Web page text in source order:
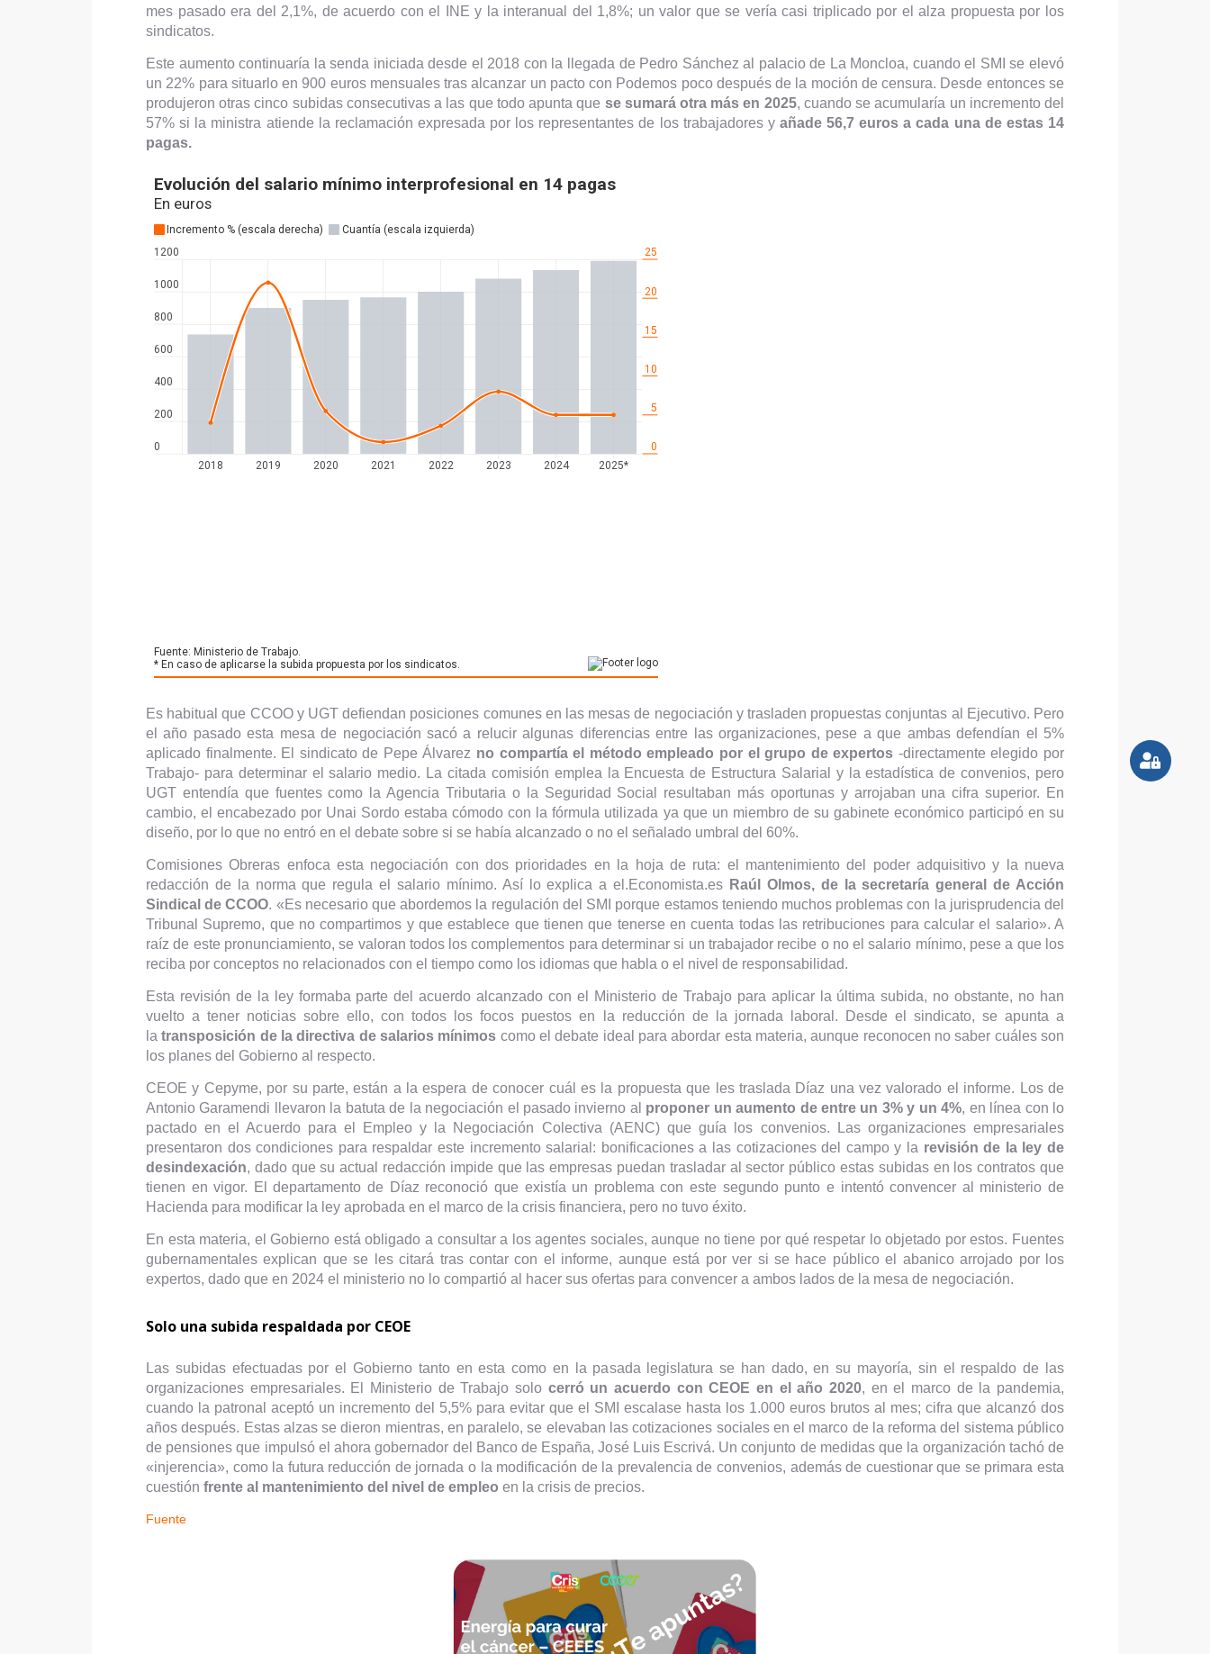
mes pasado era del 2,1%, de acuerdo con el INE y la interanual del 1,8%; un valor que se vería casi triplicado por el alza propuesta por los
sindicatos.
Este aumento continuaría la senda iniciada desde el 2018 con la llegada de Pedro Sánchez al palacio de La Moncloa, cuando el SMI se elevó
un 22% para situarlo en 900 euros mensuales tras alcanzar un pacto con Podemos poco después de la moción de censura. Desde entonces se
produjeron otras cinco subidas consecutivas a las que todo apunta que se sumará otra más en 2025, cuando se acumularía un incremento del
57% si la ministra atiende la reclamación expresada por los representantes de los trabajadores yañade 56,7 euros a cada una de estas 14
pagas.
Es habitual que CCOO y UGT defiendan posiciones comunes en las mesas de negociación y trasladen propuestas conjuntas al Ejecutivo. Pero
el año pasado esta mesa de negociación sacó a relucir algunas diferencias entre las organizaciones, pese a que ambas defendían el 5%
aplicado finalmente. El sindicato de Pepe Álvarez no compartía el método empleado por el grupo de expertos -directamente elegido por
Trabajo- para determinar el salario medio. La citada comisión emplea la Encuesta de Estructura Salarial y la estadística de convenios, pero
UGT entendía que fuentes como la Agencia Tributaria o la Seguridad Social resultaban más oportunas y arrojaban una cifra superior. En
cambio, el encabezado por Unai Sordo estaba cómodo con la fórmula utilizada ya que un miembro de su gabinete económico participó en su
diseño, por lo que no entró en el debate sobre si se había alcanzado o no el señalado umbral del 60%.
Comisiones Obreras enfoca esta negociación con dos prioridades en la hoja de ruta: el mantenimiento del poder adquisitivo y la nueva
redacción de la norma que regula el salario mínimo. Así lo explica a el.Economista.es Raúl Olmos, de la secretaría general de Acción
Sindical de CCOO. «Es necesario que abordemos la regulación del SMI porque estamos teniendo muchos problemas con la jurisprudencia del
Tribunal Supremo, que no compartimos y que establece que tienen que tenerse en cuenta todas las retribuciones para calcular el salario». A
raíz de este pronunciamiento, se valoran todos los complementos para determinar si un trabajador recibe o no el salario mínimo, pese a que los
reciba por conceptos no relacionados con el tiempo como los idiomas que habla o el nivel de responsabilidad.
Esta revisión de la ley formaba parte del acuerdo alcanzado con el Ministerio de Trabajo para aplicar la última subida, no obstante, no han
vuelto a tener noticias sobre ello, con todos los focos puestos en la reducción de la jornada laboral. Desde el sindicato, se apunta a
latransposición de la directiva de salarios mínimos como el debate ideal para abordar esta materia, aunque reconocen no saber cuáles son
los planes del Gobierno al respecto.
CEOE y Cepyme, por su parte, están a la espera de conocer cuál es la propuesta que les traslada Díaz una vez valorado el informe. Los de
Antonio Garamendi llevaron la batuta de la negociación el pasado invierno al proponer un aumento de entre un 3% y un 4%, en línea con lo
pactado en el Acuerdo para el Empleo y la Negociación Colectiva (AENC) que guía los convenios. Las organizaciones empresariales
presentaron dos condiciones para respaldar este incremento salarial: bonificaciones a las cotizaciones del campo y la revisión de la ley de
desindexación, dado que su actual redacción impide que las empresas puedan trasladar al sector público estas subidas en los contratos que
tienen en vigor. El departamento de Díaz reconoció que existía un problema con este segundo punto e intentó convencer al ministerio de
Hacienda para modificar la ley aprobada en el marco de la crisis financiera, pero no tuvo éxito.
En esta materia, el Gobierno está obligado a consultar a los agentes sociales, aunque no tiene por qué respetar lo objetado por estos. Fuentes
gubernamentales explican que se les citará tras contar con el informe, aunque está por ver si se hace público el abanico arrojado por los
expertos, dado que en 2024 el ministerio no lo compartió al hacer sus ofertas para convencer a ambos lados de la mesa de negociación.
Solo una subida respaldada por CEOE
Las subidas efectuadas por el Gobierno tanto en esta como en la pasada legislatura se han dado, en su mayoría, sin el respaldo de las
organizaciones empresariales. El Ministerio de Trabajo solo cerró un acuerdo con CEOE en el año 2020, en el marco de la pandemia,
cuando la patronal aceptó un incremento del 5,5% para evitar que el SMI escalase hasta los 1.000 euros brutos al mes; cifra que alcanzó dos
años después. Estas alzas se dieron mientras, en paralelo, se elevaban las cotizaciones sociales en el marco de la reforma del sistema público
de pensiones que impulsó el ahora gobernador del Banco de España, José Luis Escrivá. Un conjunto de medidas que la organización tachó de
«injerencia», como la futura reducción de jornada o la modificación de la prevalencia de convenios, además de cuestionar que se primara esta
cuestión frente al mantenimiento del nivel de empleo en la crisis de precios.
Fuente